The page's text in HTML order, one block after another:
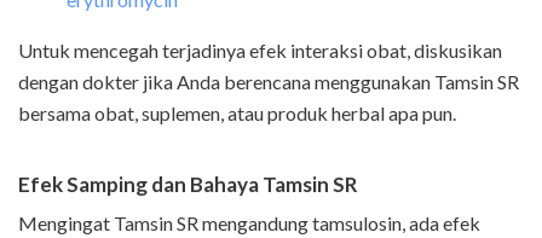
Untuk mencegah terjadinya efek interaksi obat, diskusikan
dengan dokter jika Anda berencana menggunakan Tamsin SR
bersama obat, suplemen, atau produk herbal apa pun.
Efek Samping dan Bahaya Tamsin SR
Mengingat Tamsin SR mengandung tamsulosin, ada efek